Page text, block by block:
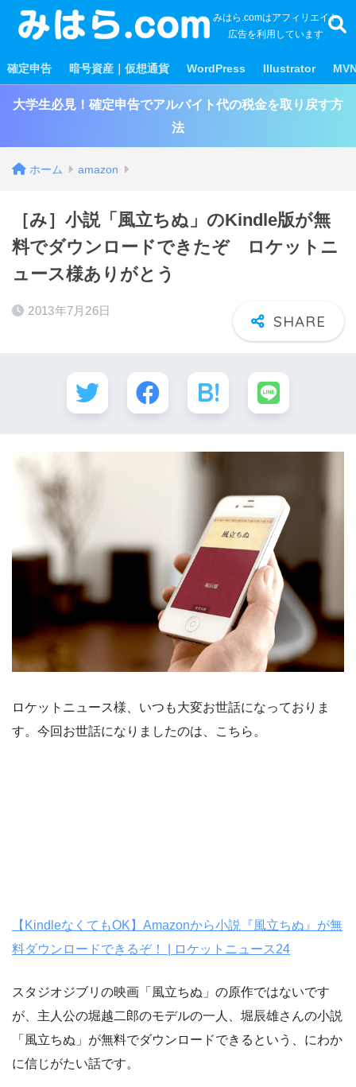
みはら.comはアフィリエイト
広告を利用しています
確定申告 暗号資産｜仮想通貨 WordPress Illustrator
大学生必見！確定申告でアルバイト代の税金を取り戻す方
法
ホーム amazon
［み］小説「風立ちぬ」のKindle版が無
料でダウンロードできたぞ ロケットニ
ュース様ありがとう
2013年7月26日
ロケットニュース様、いつも大変お世話になっておりま
す。今回お世話になりましたのは、こちら。
【KindleなくてもOK】Amazonから小説『風立ちぬ』が無
料ダウンロードできるぞ！ | ロケットニュース24
スタジオジブリの映画「風立ちぬ」の原作ではないです
が、主人公の堀越二郎のモデルの一人、堀辰雄さんの小説
「風立ちぬ」が無料でダウンロードできるという、にわか
に信じがたい話です。